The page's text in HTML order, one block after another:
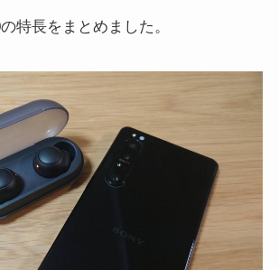
特長をまとめました。